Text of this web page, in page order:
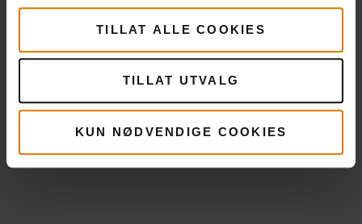
TILLAT ALLE COOKIES
TILLAT UTVALG
KUN NØDVENDIGE COOKIES